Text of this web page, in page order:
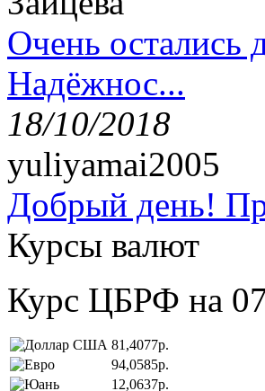
Очень остались
Надёжнос...
18/10/2018
yuliyamai2005
Добрый день!
Курсы валют
Курс ЦБРФ на
81,4077р.
94,0585р.
12,0637р.